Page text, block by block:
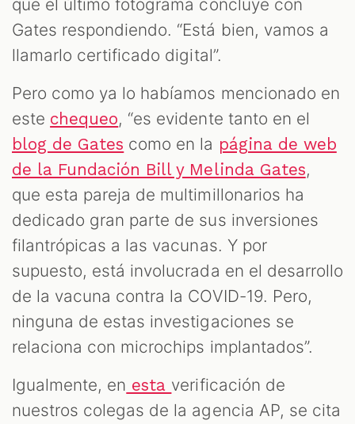
que el último fotograma concluye con
Gates respondiendo. “Está bien, vamos a
llamarlo certificado digital”.
Pero como ya lo habíamos mencionado en
este chequeo, “es evidente tanto en el
blog de Gates como en la página de web
de la Fundación Bill y Melinda Gates,
que esta pareja de multimillonarios ha
dedicado gran parte de sus inversiones
filantrópicas a las vacunas. Y por
supuesto, está involucrada en el desarrollo
de la vacuna contra la COVID-19. Pero,
ninguna de estas investigaciones se
relaciona con microchips implantados”.
Igualmente, en esta verificación de
nuestros colegas de la agencia AP, se cita